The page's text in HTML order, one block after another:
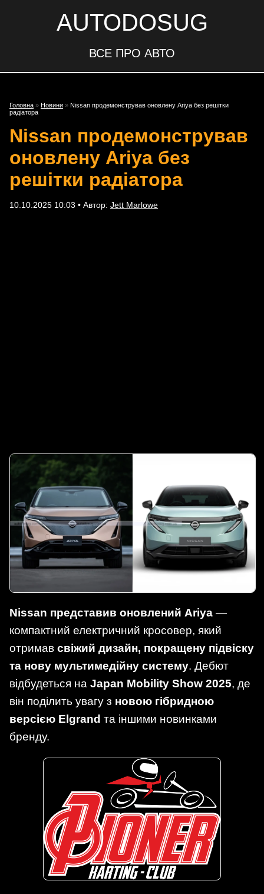
AUTODOSUG
ВСЕ ПРО АВТО
Головна » Новини » Nissan продемонстрував оновлену Ariya без решітки
радіатора
Nissan продемонстрував
оновлену Ariya без
решітки радіатора
10.10.2025 10:03 • Автор: Jett Marlowe
Nissan представив оновлений Ariya —
компактний електричний кросовер, який
отримав свіжий дизайн, покращену підвіску
та нову мультимедійну систему. Дебют
відбудеться на Japan Mobility Show 2025, де
він поділить увагу з новою гібридною
версією Elgrand та іншими новинками
бренду.